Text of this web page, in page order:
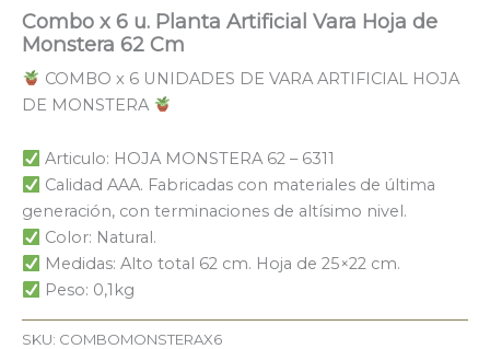
Combo x 6 u. Planta Artificial Vara Hoja de
Monstera 62 Cm
COMBO x 6 UNIDADES DE VARA ARTIFICIAL HOJA
DE MONSTERA
Articulo: HOJA MONSTERA 62 – 6311
Calidad AAA. Fabricadas con materiales de última
generación, con terminaciones de altísimo nivel.
Color: Natural.
Medidas: Alto total 62 cm. Hoja de 25×22 cm.
Peso: 0,1kg
SKU: COMBOMONSTERAX6